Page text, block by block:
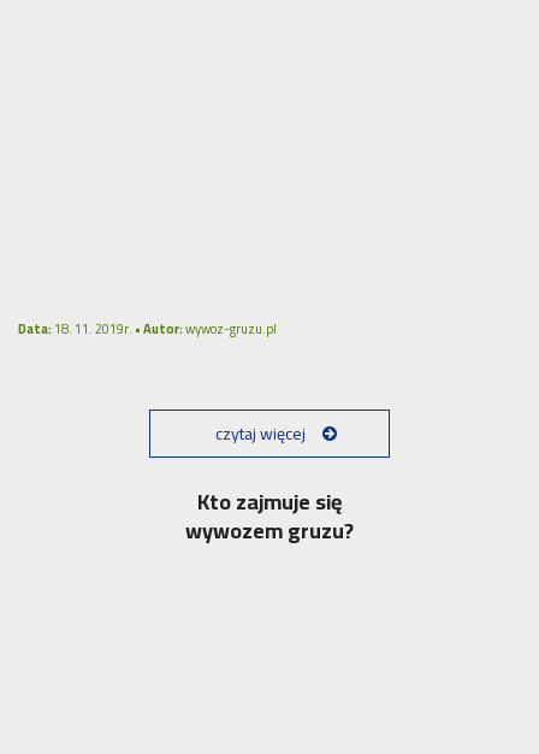
Data:18. 11. 2019r. •Autor:wywoz-gruzu.pl
czytaj więcej
Kto zajmuje się
wywozem gruzu?